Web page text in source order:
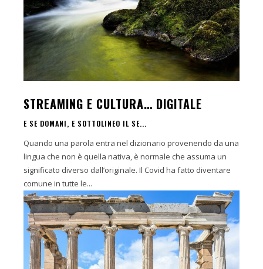
STREAMING E CULTURA… DIGITALE
E SE DOMANI, E SOTTOLINEO IL SE...
Quando una parola entra nel dizionario provenendo da una
lingua che non è quella nativa, è normale che assuma un
significato diverso dall’originale. Il Covid ha fatto diventare
comune in tutte le...